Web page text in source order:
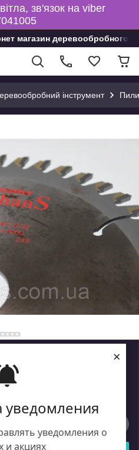
уведомления
уведомления о
и акциях
×
зв'язок на viber
магазин деревообробного
інструмент
50 z72 (3,2/4,6)
твердим сплавом ВК